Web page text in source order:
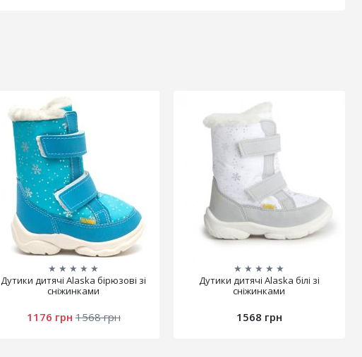
★ ★ ★ ★ ★
Дутики дитячі Alaska бірюзові зі
сніжинками
1176 грн 1568 грн
★ ★ ★ ★ ★
Дутики дитячі Alaska білі зі
сніжинками
1568 грн